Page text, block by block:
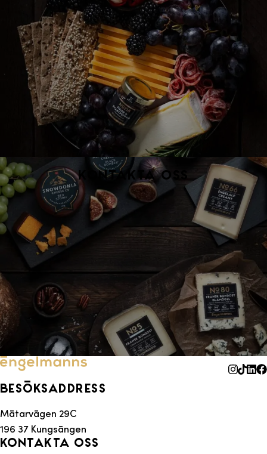
Kontakta oss
Besöksaddress
Mätarvägen 29C
196 37 Kungsängen
Kontakta oss